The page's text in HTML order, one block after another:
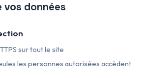
vos données
sur tout le site
les personnes autorisées accèdent